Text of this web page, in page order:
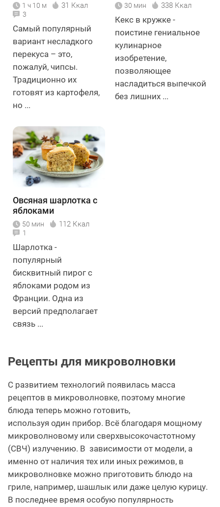
1 ч 10 м 31 Ккал
3
Самый популярный
вариант несладкого
перекуса – это,
пожалуй, чипсы.
Традиционно их
готовят из картофеля,
но ...
30 мин 338 Ккал
Кекс в кружке -
поистине гениальное
кулинарное
изобретение,
позволяющее
насладиться выпечкой
без лишних ...
Овсяная шарлотка с
яблоками
50 мин 112 Ккал
1
Шарлотка -
популярный
бисквитный пирог с
яблоками родом из
Франции. Одна из
версий предполагает
связь ...
Рецепты для микроволновки
С развитием технологий появилась масса
рецептов в микроволновке, поэтому многие
блюда теперь можно готовить,
используя один прибор. Всё благодаря мощному
микроволновому или сверхвысокочастотному
(СВЧ) излучению. В зависимости от модели, а
именно от наличия тех или иных режимов, в
микроволновке можно приготовить блюдо на
гриле, например, шашлык или даже целую курицу.
В последнее время особую популярность